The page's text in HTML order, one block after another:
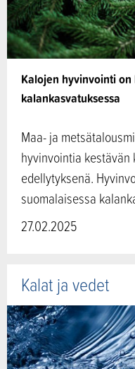
Kalojen hyvinvointi
kalankasvatuksessa
Maa- ja
hyvinvointia
edellytyksenä.
suomalaisessa
27.02.2025
Kalat ja vedet